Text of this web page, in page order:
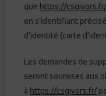
que https://
en s’identifiant
d’identité (carte
Les demandes de
seront soumises aux
à https://csgivors.fr/